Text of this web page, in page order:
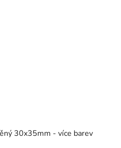
30x35mm - více barev